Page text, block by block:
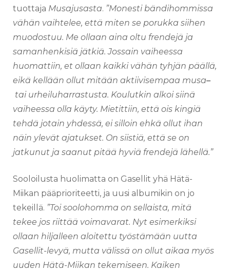
tuottaja Musajusasta. ”Monesti bändihommissa
vähän vaihtelee, että miten se porukka siihen
muodostuu. Me ollaan aina oltu frendejä ja
samanhenkisiä jätkiä. Jossain vaiheessa
huomattiin, et ollaan kaikki vähän tyhjän päällä,
eikä kellään ollut mitään aktiivisempaa musa–
tai urheiluharrastusta. Koulutkin alkoi siinä
vaiheessa olla käyty. Mietittiin, että ois kingiä
tehdä jotain yhdessä, ei silloin ehkä ollut ihan
näin ylevät ajatukset. On siistiä, että se on
jatkunut ja saanut pitää hyviä frendejä lähellä.”
Sooloilusta huolimatta on Gasellit yhä Hätä-
Miikan pääprioriteetti, ja uusi albumikin on jo
tekeillä. ”Toi soolohomma on sellaista, mitä
tekee jos riittää voimavarat. Nyt esimerkiksi
ollaan hiljalleen aloitettu työstämään uutta
Gasellit-levyä, mutta välissä on ollut aikaa myös
uuden Hätä-Miikan tekemiseen. Kaiken